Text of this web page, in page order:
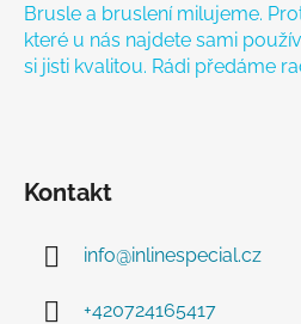
Brusle a bruslení milujeme.
které u nás najdete sami
si jisti kvalitou. Rádi předáme
Kontakt
info@inlinespecial.cz
+420724165417